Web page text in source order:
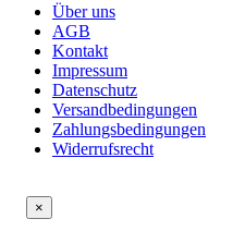
Über uns
AGB
Kontakt
Impressum
Datenschutz
Versandbedingungen
Zahlungsbedingungen
Widerrufsrecht
×